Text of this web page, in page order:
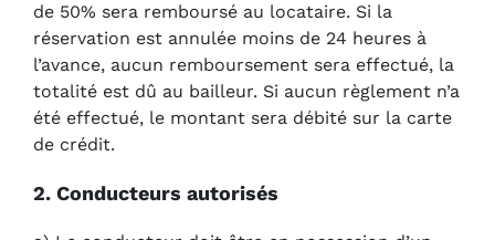
de 50% sera remboursé au locataire. Si la
réservation est annulée moins de 24 heures à
l’avance, aucun remboursement sera effectué, la
totalité est dû au bailleur. Si aucun règlement n’a
été effectué, le montant sera débité sur la carte
de crédit.
2. Conducteurs autorisés